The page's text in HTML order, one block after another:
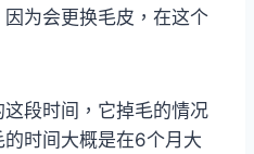
为会更换毛皮，在这个
段时间，它掉毛的情况
时间大概是在6个月大